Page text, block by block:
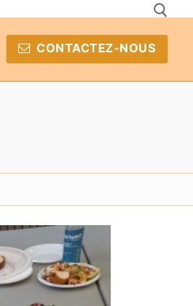
CONTACTEZ-NOUS